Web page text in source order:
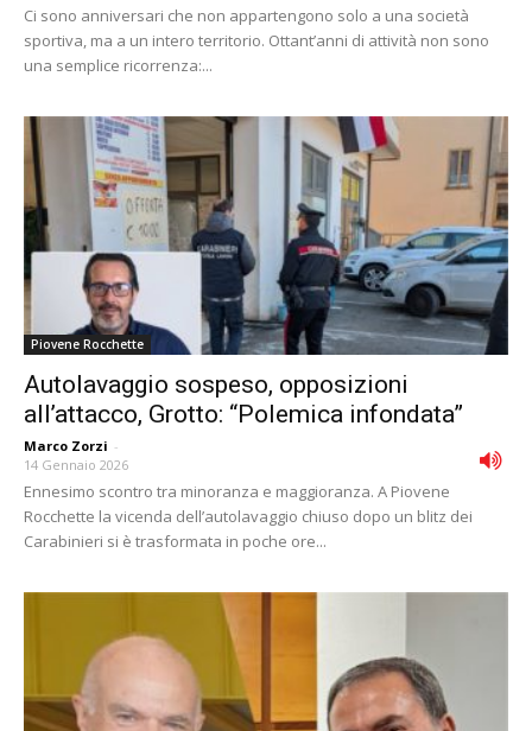
Ci sono anniversari che non appartengono solo a una società
sportiva, ma a un intero territorio. Ottant’anni di attività non sono
una semplice ricorrenza:...
Piovene Rocchette
Autolavaggio sospeso, opposizioni
all’attacco, Grotto: “Polemica infondata”
Marco Zorzi -
14 Gennaio 2026
Ennesimo scontro tra minoranza e maggioranza. A Piovene
Rocchette la vicenda dell’autolavaggio chiuso dopo un blitz dei
Carabinieri si è trasformata in poche ore...